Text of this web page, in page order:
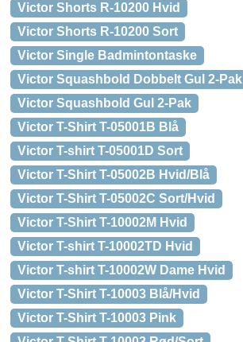
Victor Shorts R-10200 Hvid
Victor Shorts R-10200 Sort
Victor Single Badmintontaske
Victor Squashbold Dobbelt Gul 2-Pak
Victor Squashbold Gul 2-Pak
Victor T-Shirt T-05001B Blå
Victor T-shirt T-05001D Sort
Victor T-Shirt T-05002B Hvid/Blå
Victor T-Shirt T-05002C Sort/Hvid
Victor T-Shirt T-10002M Hvid
Victor T-shirt T-10002TD Hvid
Victor T-shirt T-10002W Dame Hvid
Victor T-Shirt T-10003 Blå/Hvid
Victor T-Shirt T-10003 Pink